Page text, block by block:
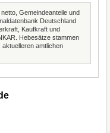
Gemeindeanteile und
Deutschland
Kaufkraft und
Hebesätze stammen
amtlichen